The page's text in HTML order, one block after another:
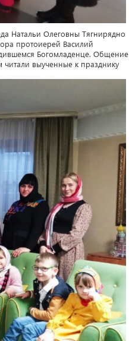
Натальи Олеговны Тягнирядно
протоиерей Василий
Богомладенце. Общение
читали выученные к празднику